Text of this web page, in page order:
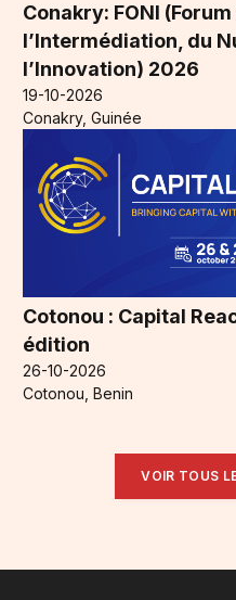
Conakry: FONI
l’Intermédiation, du
l’Innovation) 2026
19-10-2026
Conakry, Guinée
Cotonou : Capital
édition
26-10-2026
Cotonou, Benin
VOIR TOUS